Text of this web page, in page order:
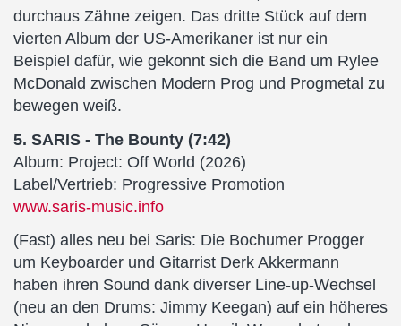
durchaus Zähne zeigen. Das dritte Stück auf dem
vierten Album der US-Amerikaner ist nur ein
Beispiel dafür, wie gekonnt sich die Band um Rylee
McDonald zwischen Modern Prog und Progmetal zu
bewegen weiß.
5. SARIS - The Bounty (7:42)
Album: Project: Off World (2026)
Label/Vertrieb: Progressive Promotion
www.saris-music.info
(Fast) alles neu bei Saris: Die Bochumer Progger
um Keyboarder und Gitarrist Derk Akkermann
haben ihren Sound dank diverser Line-up-Wechsel
(neu an den Drums: Jimmy Keegan) auf ein höheres